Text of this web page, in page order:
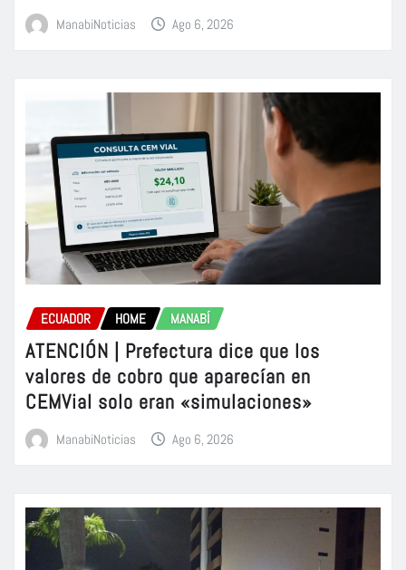
ManabiNoticias Ago 6, 2026
ECUADOR HOME MANABÍ
ATENCIÓN | Prefectura dice que los
valores de cobro que aparecían en
CEMVial solo eran «simulaciones»
ManabiNoticias Ago 6, 2026